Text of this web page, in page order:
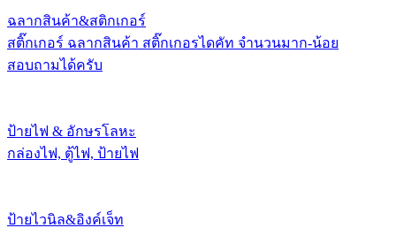
ฉลากสินค้า&สติกเกอร์
สติ๊กเกอร์ ฉลากสินค้า สติ๊กเกอรไดคัท จำนวนมาก-น้อย
สอบถามได้ครับ
ป้ายไฟ & อักษรโลหะ
กล่องไฟ, ตู้ไฟ, ป้ายไฟ
ป้ายไวนิล&อิงค์เจ็ท